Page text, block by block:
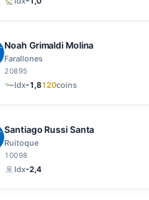
Noah Grimaldi Molina
Farallones
20895
Idx-1,8120coins
Santiago Russi Santa
Ruitoque
10098
Idx-2,4